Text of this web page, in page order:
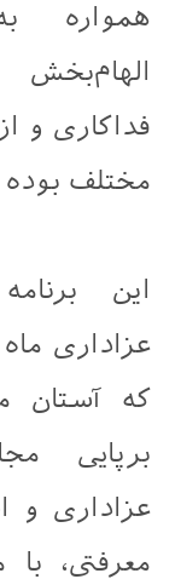
همواره
فداکاری و
مختلف
این
عزاداری
که آستان
برپایی
عزاداری و
معرفتی،